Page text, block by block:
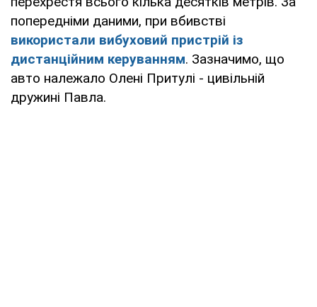
попередніми даними, при вбивстві
використали вибуховий пристрій із
дистанційним керуванням. Зазначимо, що
авто належало Олені Притулі - цивільній
дружині Павла.